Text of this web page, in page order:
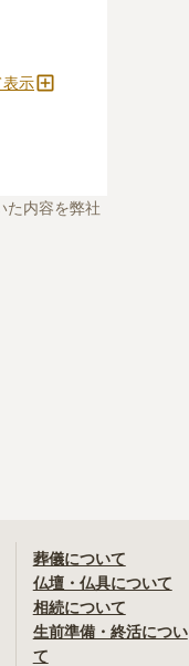
くこ
など
ない
表示
た内容を弊社
葬儀について
仏壇・仏具について
相続について
生前準備・終活につい
て